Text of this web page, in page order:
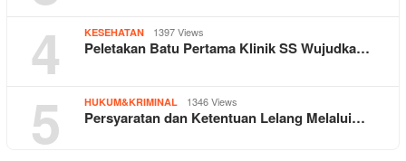
4 KESEHATAN 1397 Views
Peletakan Batu Pertama Klinik SS Wujudka…
5 HUKUM&KRIMINAL 1346 Views
Persyaratan dan Ketentuan Lelang Melalui…